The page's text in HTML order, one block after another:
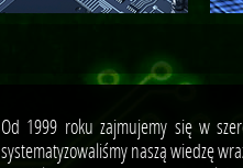
Od 1999 roku zajmujemy się w
systematyzowaliśmy naszą wiedzę